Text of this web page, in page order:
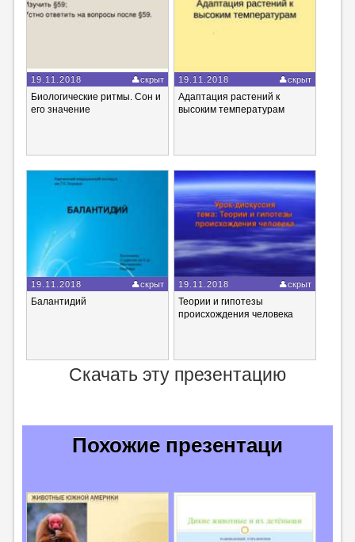
19.11.2018 скрыт
Биологические ритмы. Сон и
его значение
19.11.2018 скрыт
Адаптация растений к
высоким температурам
19.11.2018 скрыт
Балантидий
19.11.2018 скрыт
Теории и гипотезы
происхождения человека
Скачать эту презентацию
Похожие презентаци